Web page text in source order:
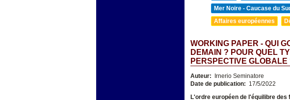
Mer Noire - Caucase du
Affaires européennes
WORKING PAPER - QUI
DEMAIN ? POUR QUEL
PERSPECTIVE GLOBALE
Auteur:
Irnerio Seminatore
Date de publication: 17/5/2022
L'ordre européen de l'équilibre